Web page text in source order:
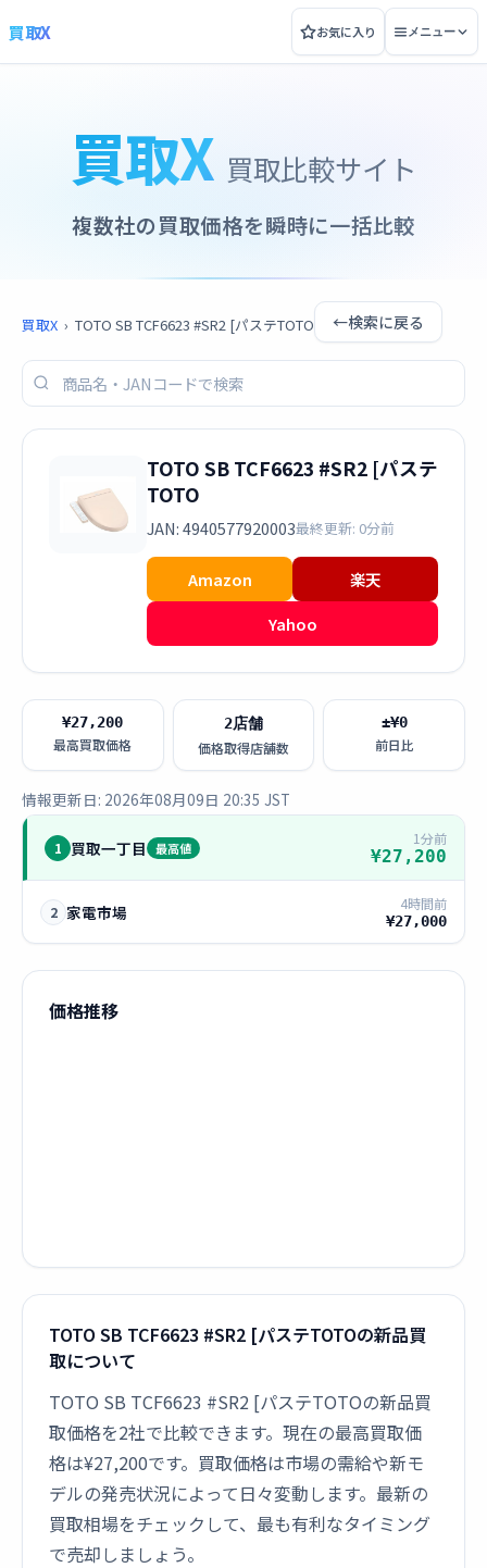
買取X お気に入り メニュー
買取X 買取比較サイト
複数社の買取価格を瞬時に一括比較
買取X › TOTO SB TCF6623 #SR2 [パステTOTO ←検索に戻る
TOTO SB TCF6623 #SR2 [パステ
TOTO
JAN: 4940577920003最終更新: 0分前
Amazon
楽天
Yahoo
¥27,200
最高買取価格
2店舗
価格取得店舗数
±¥0
前日比
情報更新日: 2026年08月09日 20:35 JST
1 買取一丁目 最高値
1分前
¥27,200
2 家電市場 4時間前
¥27,000
価格推移
TOTO SB TCF6623 #SR2 [パステTOTOの新品買
取について
TOTO SB TCF6623 #SR2 [パステTOTOの新品買
取価格を2社で比較できます。現在の最高買取価
格は¥27,200です。買取価格は市場の需給や新モ
デルの発売状況によって日々変動します。最新の
買取相場をチェックして、最も有利なタイミング
で売却しましょう。